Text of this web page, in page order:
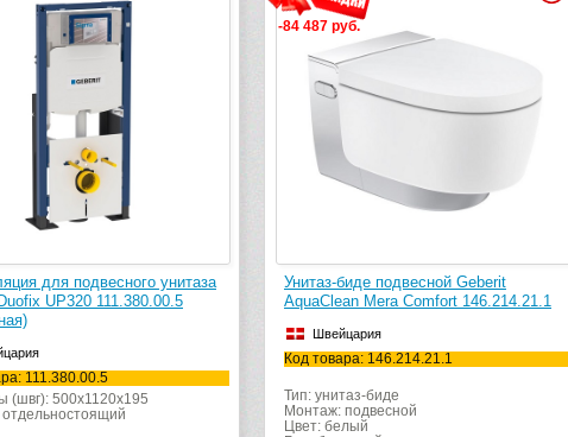
подвесной Geberit
Mera Comfort 146.214.21.1
146.214.21.1
биде
-5 970 руб.
Инсталляция для подвесного унитаза
Geberit Duofix 111.950.00.6
Швейцария
Код товара: 111.950.00.6
Монтаж: перед капитальной стеной